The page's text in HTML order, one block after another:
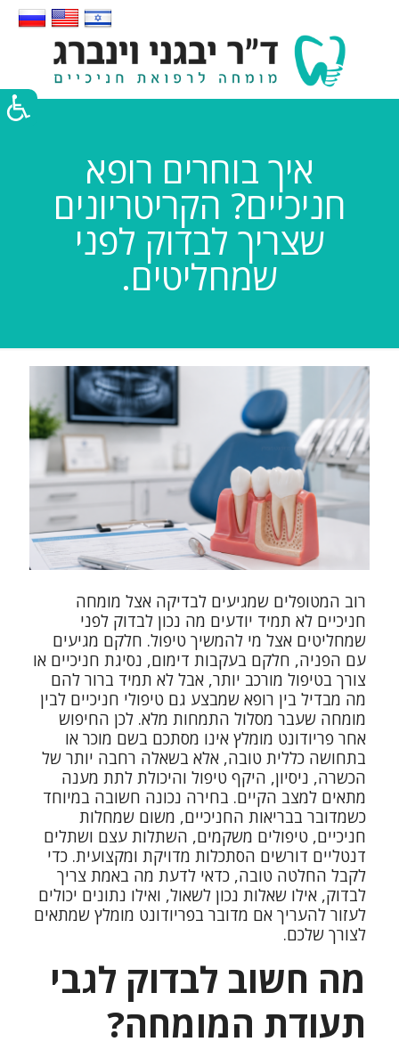
איך בוחרים רופא
חניכיים? הקריטריונים
שצריך לבדוק לפני
שמחליטים.
רוב המטופלים שמגיעים לבדיקה אצל מומחה
חניכיים לא תמיד יודעים מה נכון לבדוק לפני
שמחליטים אצל מי להמשיך טיפול. חלקם מגיעים
עם הפניה, חלקם בעקבות דימום, נסיגת חניכיים או
צורך בטיפול מורכב יותר, אבל לא תמיד ברור להם
מה מבדיל בין רופא שמבצע גם טיפולי חניכיים לבין
מומחה שעבר מסלול התמחות מלא. לכן החיפוש
אחר פריודונט מומלץ אינו מסתכם בשם מוכר או
בתחושה כללית טובה, אלא בשאלה רחבה יותר של
הכשרה, ניסיון, היקף טיפול והיכולת לתת מענה
מתאים למצב הקיים. בחירה נכונה חשובה במיוחד
כשמדובר בבריאות החניכיים, משום שמחלות
חניכיים, טיפולים משקמים, השתלות עצם ושתלים
דנטליים דורשים הסתכלות מדויקת ומקצועית. כדי
לקבל החלטה טובה, כדאי לדעת מה באמת צריך
לבדוק, אילו שאלות נכון לשאול, ואילו נתונים יכולים
לעזור להעריך אם מדובר בפריודונט מומלץ שמתאים
לצורך שלכם.
מה חשוב לבדוק לגבי
תעודת המומחה?